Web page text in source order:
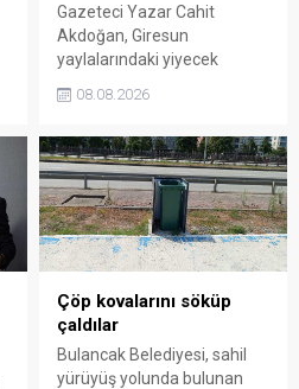
Gazeteci Yazar Cahit
Akdoğan, Giresun
yaylalarındaki yiyecek
belirgin biçimde yüksek
Valiliği, Tarım ve Orman İl
Müdürlüğü ile ilgili kurumları
denetime çağırdı. Akdoğan,
yüzde 50’ye ulaşan fiyat
farklarının araştırılması
gerektiğini söyledi.
08.08.2026
Çöp kovalarını söküp
çaldılar
Bulancak Belediyesi, sahil
yürüyüş yolunda bulunan